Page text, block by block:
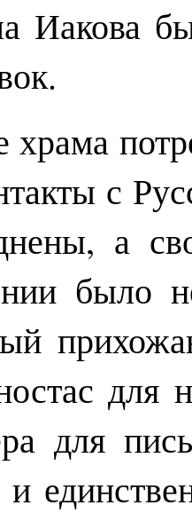
Иакова
храма
с
а
было
для
и